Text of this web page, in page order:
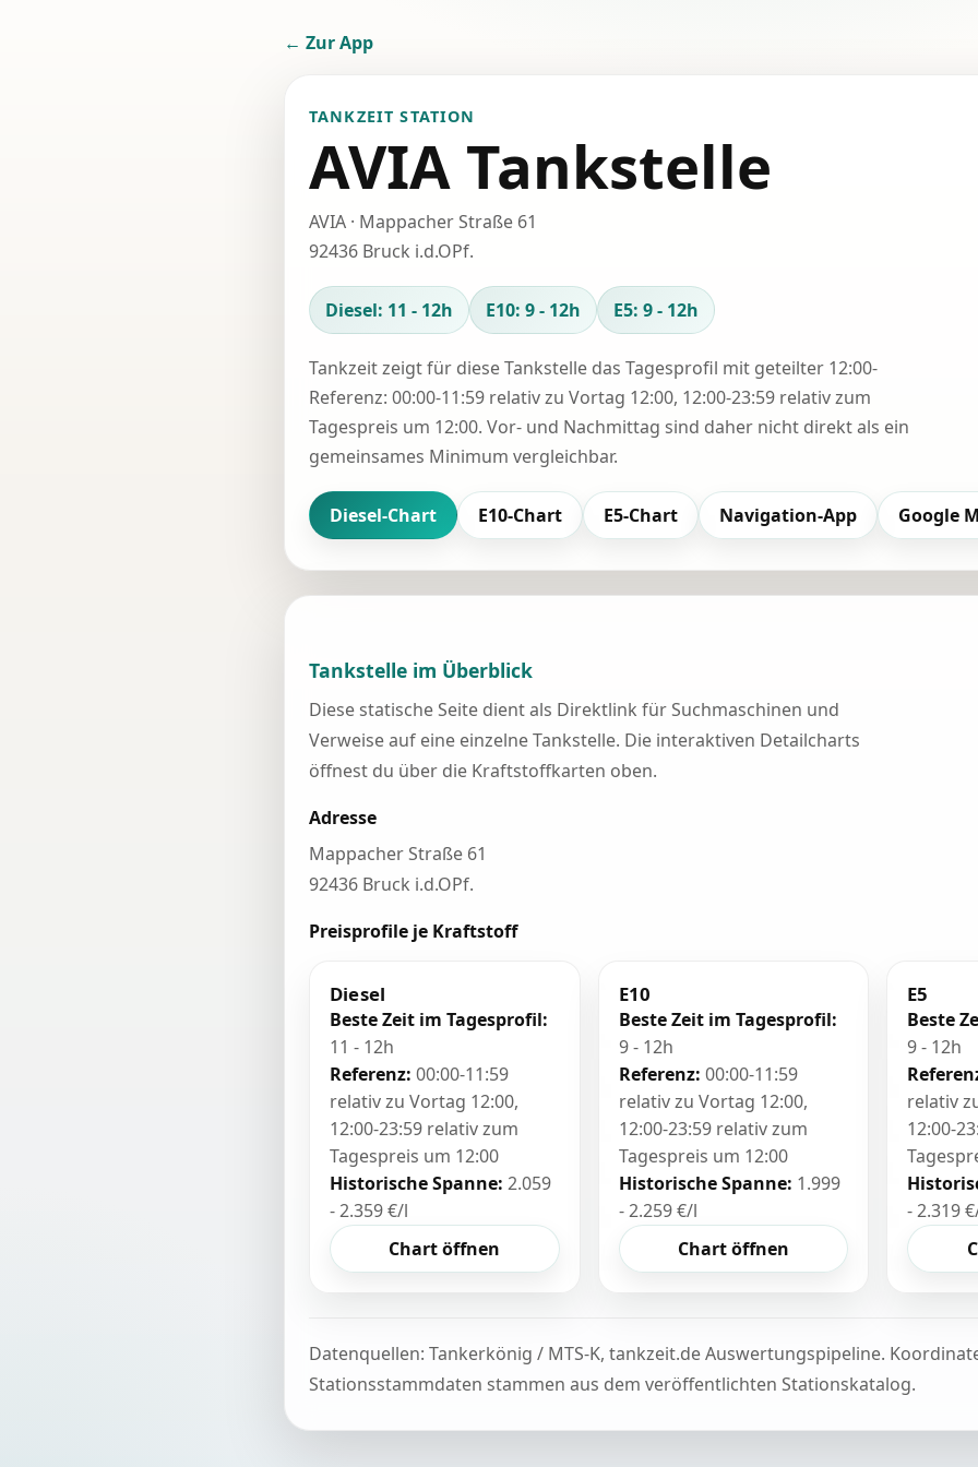
← Zur App
TANKZEIT STATION
AVIA Tankstelle
AVIA · Mappacher Straße 61
92436 Bruck i.d.OPf.
Diesel: 11 - 12h E10: 9 - 12h E5: 9 - 12h
Tankzeit zeigt für diese Tankstelle das Tagesprofil mit geteilter 12:00-
Referenz: 00:00-11:59 relativ zu Vortag 12:00, 12:00-23:59 relativ zum
Tagespreis um 12:00. Vor- und Nachmittag sind daher nicht direkt als ein
gemeinsames Minimum vergleichbar.
Diesel-Chart E10-Chart E5-Chart Navigation-App Google
Tankstelle im Überblick
Diese statische Seite dient als Direktlink für Suchmaschinen und
Verweise auf eine einzelne Tankstelle. Die interaktiven Detailcharts
öffnest du über die Kraftstoffkarten oben.
Adresse
Mappacher Straße 61
92436 Bruck i.d.OPf.
Preisprofile je Kraftstoff
Diesel
Beste Zeit im Tagesprofil:
11 - 12h
Referenz: 00:00-11:59
relativ zu Vortag 12:00,
12:00-23:59 relativ zum
Tagespreis um 12:00
Historische Spanne: 2.059
- 2.359 €/l
Chart öffnen
E10
Beste Zeit im Tagesprofil:
9 - 12h
Referenz: 00:00-11:59
relativ zu Vortag 12:00,
12:00-23:59 relativ zum
Tagespreis um 12:00
Historische Spanne: 1.999
- 2.259 €/l
Chart öffnen
E5
Beste
9 - 12h
relativ
12:00-
- 2.319
Datenquellen: Tankerkönig / MTS-K, tankzeit.de Auswertungspipeline.
Stationsstammdaten stammen aus dem veröffentlichten Stationskatalog.